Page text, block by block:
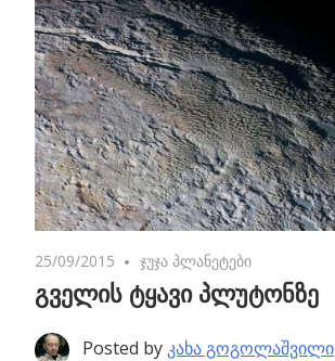
25/09/2015 No comments
ჯუჯა პლანეტები
გველის ტყავი პლუტონზე
Posted by კახა გოგოლაშვილი